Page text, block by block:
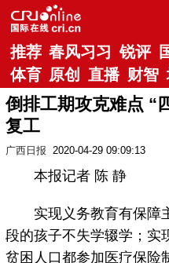
推荐 春风习习 锐评
体育 原创 直播 财智
倒排工期攻克难点 “
复工
广西日报 2020-04-29 09:09:13
本报记者 陈 静
实现义务教育有保障
段的孩子不失学辍学；实
贫困人口都参加医疗保险